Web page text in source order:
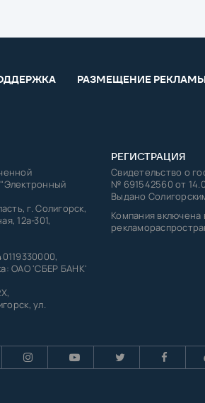
РАЗМЕЩЕНИЕ РЕКЛАМЫ
г. Солигорск,
12а-301,
ОАО 'СБЕР БАНК'
ул.
РЕГИСТРАЦИЯ
Свидетельство о
№ 691542560 от
Выдано
Компания включена